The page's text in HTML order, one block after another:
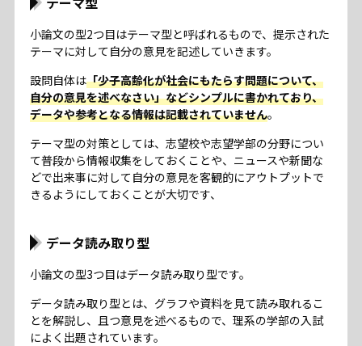
小論文の型2つ目はテーマ型と呼ばれるもので、提示された
テーマに対して自分の意見を記述していきます。
設問自体は「少子高齢化が社会にもたらす問題について、
自分の意見を述べなさい」などシンプルに書かれており、
データや参考となる情報は記載されていません。
テーマ型の対策としては、志望校や志望学部の分野につい
て普段から情報収集をしておくことや、ニュースや新聞な
どで出来事に対して自分の意見を客観的にアウトプットで
きるようにしておくことが大切です、
データ読み取り型
小論文の型3つ目はデータ読み取り型です。
データ読み取り型とは、グラフや資料を見て読み取れるこ
とを解説し、且つ意見を述べるもので、理系の学部の入試
によく出題されています。